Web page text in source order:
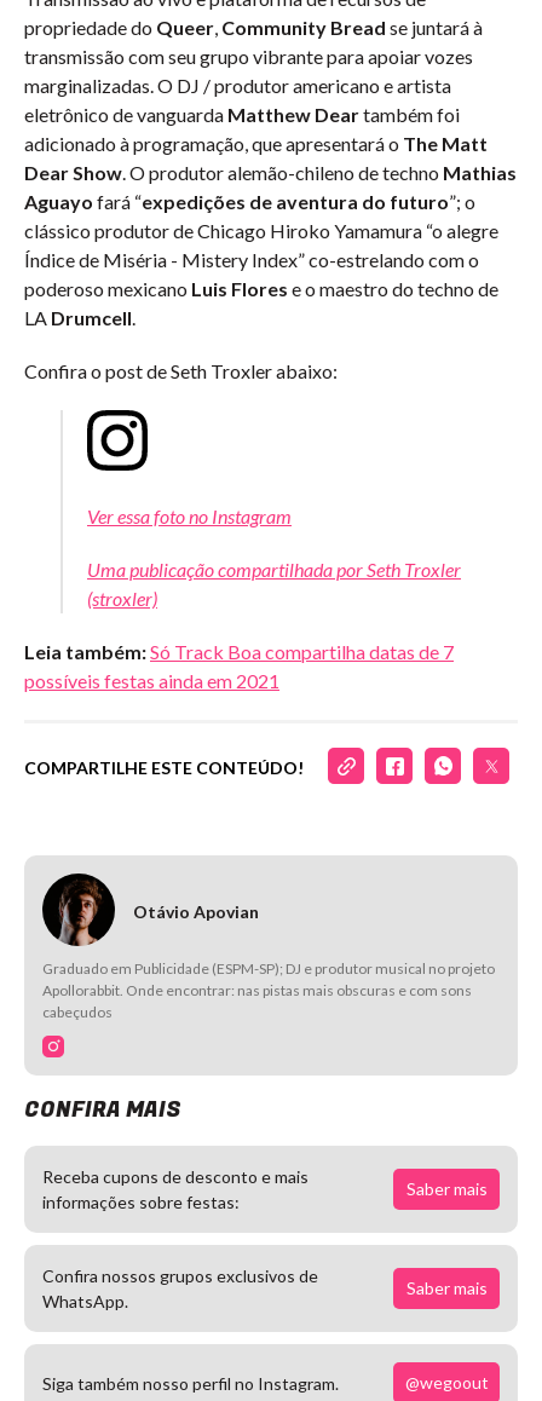
propriedade do Queer, Community Bread se juntará à
transmissão com seu grupo vibrante para apoiar vozes
marginalizadas. O DJ / produtor americano e artista
eletrônico de vanguarda Matthew Deartambém foi
adicionado à programação, que apresentará o The Matt
Dear Show. O produtor alemão-chileno de techno Mathias
Aguayo fará “expedições de aventura do futuro”; o
clássico produtor de Chicago Hiroko Yamamura “o alegre
Índice de Miséria - Mistery Index” co-estrelando com o
poderoso mexicano Luis Flores e o maestro do techno de
LA Drumcell.
Confira o post de Seth Troxler abaixo:
Ver essa foto no Instagram
Uma publicação compartilhada por Seth Troxler
(stroxler)
Leia também:Só Track Boa compartilha datas de 7
possíveis festas ainda em 2021
COMPARTILHE ESTE CONTEÚDO!
Otávio Apovian
Graduado em Publicidade (ESPM-SP); DJ e produtor musical no projeto
Apollorabbit. Onde encontrar: nas pistas mais obscuras e com sons
cabeçudos
CONFIRA MAIS
Receba cupons de desconto e mais
informações sobre festas:
Saber mais
Confira nossos grupos exclusivos de
WhatsApp.
Saber mais
Siga também nosso perfil no Instagram. @wegoout